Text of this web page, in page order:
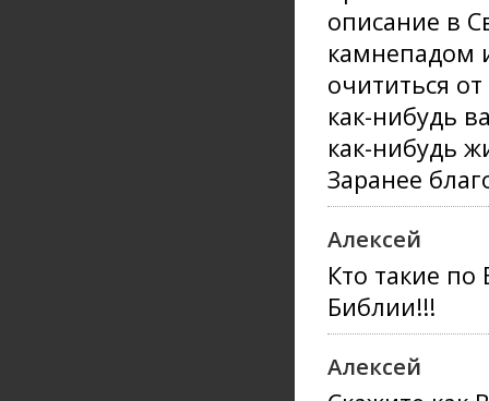
описание в
камнепадом
очититься
как-нибудь
как-нибудь
Заранее
Алексей
Кто такие
Библии!!!
Алексей